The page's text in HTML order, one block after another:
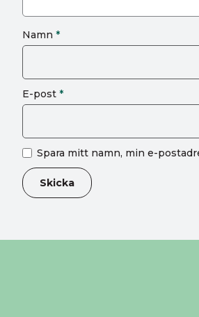
Namn *
E-post *
Spara mitt namn, min e-